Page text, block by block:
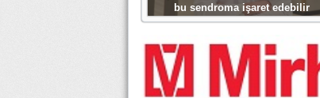
bu sendroma işaret edebilir